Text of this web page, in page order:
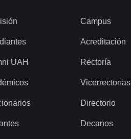
UAH
Campus
Acreditación
Rectoría
Vicerrectorías
Directorio
Decanos